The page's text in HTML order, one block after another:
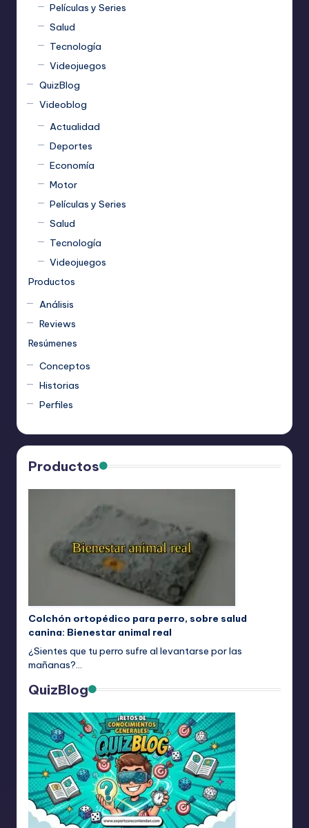
Películas y Series
Salud
Tecnología
Videojuegos
QuizBlog
Videoblog
Actualidad
Deportes
Economía
Motor
Películas y Series
Salud
Tecnología
Videojuegos
Productos
Análisis
Reviews
Resúmenes
Conceptos
Historias
Perfiles
Productos
Colchón ortopédico para perro, sobre salud
canina: Bienestar animal real
¿Sientes que tu perro sufre al levantarse por las
mañanas?…
QuizBlog